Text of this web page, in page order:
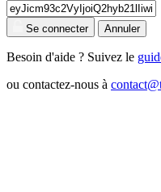
Se connecter Annuler
Besoin d'aide ? Suivez le
ou contactez-nous à